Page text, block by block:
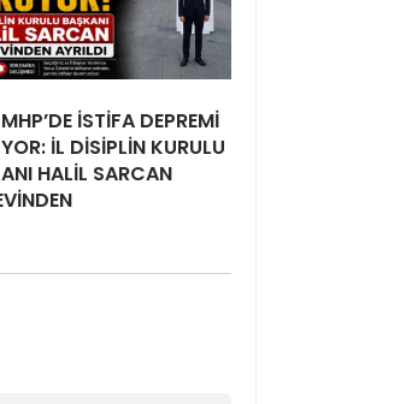
İSTİFA DEPREMİ
İL DİSİPLİN KURULU
HALİL SARCAN